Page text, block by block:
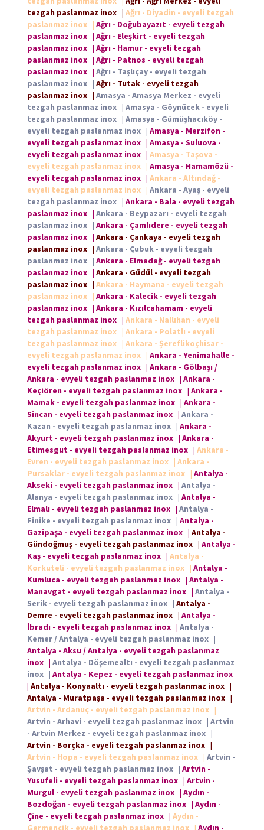
tezgah paslanmaz inox | Ağrı - Diyadin - evyeli tezgah
paslanmaz inox | Ağrı - Doğubayazıt - evyeli tezgah
paslanmaz inox | Ağrı - Eleşkirt - evyeli tezgah
paslanmaz inox | Ağrı - Hamur - evyeli tezgah
paslanmaz inox | Ağrı - Patnos - evyeli tezgah
paslanmaz inox | Ağrı - Taşlıçay - evyeli tezgah
paslanmaz inox | Ağrı - Tutak - evyeli tezgah
paslanmaz inox | Amasya - Amasya Merkez - evyeli
tezgah paslanmaz inox | Amasya - Göynücek - evyeli
tezgah paslanmaz inox | Amasya - Gümüşhacıköy -
evyeli tezgah paslanmaz inox | Amasya - Merzifon -
evyeli tezgah paslanmaz inox | Amasya - Suluova -
evyeli tezgah paslanmaz inox | Amasya - Taşova -
evyeli tezgah paslanmaz inox | Amasya - Hamamözü -
evyeli tezgah paslanmaz inox | Ankara - Altındağ -
evyeli tezgah paslanmaz inox | Ankara - Ayaş - evyeli
tezgah paslanmaz inox | Ankara - Bala - evyeli tezgah
paslanmaz inox | Ankara - Beypazarı - evyeli tezgah
paslanmaz inox | Ankara - Çamlıdere - evyeli tezgah
paslanmaz inox | Ankara - Çankaya - evyeli tezgah
paslanmaz inox | Ankara - Çubuk - evyeli tezgah
paslanmaz inox | Ankara - Elmadağ - evyeli tezgah
paslanmaz inox | Ankara - Güdül - evyeli tezgah
paslanmaz inox | Ankara - Haymana - evyeli tezgah
paslanmaz inox | Ankara - Kalecik - evyeli tezgah
paslanmaz inox | Ankara - Kızılcahamam - evyeli
tezgah paslanmaz inox | Ankara - Nallıhan - evyeli
tezgah paslanmaz inox | Ankara - Polatlı - evyeli
tezgah paslanmaz inox | Ankara - Şereflikoçhisar -
evyeli tezgah paslanmaz inox | Ankara - Yenimahalle -
evyeli tezgah paslanmaz inox | Ankara - Gölbaşı /
Ankara - evyeli tezgah paslanmaz inox | Ankara -
Keçiören - evyeli tezgah paslanmaz inox | Ankara -
Mamak - evyeli tezgah paslanmaz inox | Ankara -
Sincan - evyeli tezgah paslanmaz inox | Ankara -
Kazan - evyeli tezgah paslanmaz inox | Ankara -
Akyurt - evyeli tezgah paslanmaz inox | Ankara -
Etimesgut - evyeli tezgah paslanmaz inox | Ankara -
Evren - evyeli tezgah paslanmaz inox | Ankara -
Pursaklar - evyeli tezgah paslanmaz inox | Antalya -
Akseki - evyeli tezgah paslanmaz inox | Antalya -
Alanya - evyeli tezgah paslanmaz inox | Antalya -
Elmalı - evyeli tezgah paslanmaz inox | Antalya -
Finike - evyeli tezgah paslanmaz inox | Antalya -
Gazipaşa - evyeli tezgah paslanmaz inox | Antalya -
Gündoğmuş - evyeli tezgah paslanmaz inox | Antalya -
Kaş - evyeli tezgah paslanmaz inox | Antalya -
Korkuteli - evyeli tezgah paslanmaz inox | Antalya -
Kumluca - evyeli tezgah paslanmaz inox | Antalya -
Manavgat - evyeli tezgah paslanmaz inox | Antalya -
Serik - evyeli tezgah paslanmaz inox | Antalya -
Demre - evyeli tezgah paslanmaz inox | Antalya -
İbradı - evyeli tezgah paslanmaz inox | Antalya -
Kemer / Antalya - evyeli tezgah paslanmaz inox |
Antalya - Aksu / Antalya - evyeli tezgah paslanmaz
inox | Antalya - Döşemealtı - evyeli tezgah paslanmaz
inox | Antalya - Kepez - evyeli tezgah paslanmaz inox
| Antalya - Konyaaltı - evyeli tezgah paslanmaz inox |
Antalya - Muratpaşa - evyeli tezgah paslanmaz inox |
Artvin - Ardanuç - evyeli tezgah paslanmaz inox |
Artvin - Arhavi - evyeli tezgah paslanmaz inox | Artvin
- Artvin Merkez - evyeli tezgah paslanmaz inox |
Artvin - Borçka - evyeli tezgah paslanmaz inox |
Artvin - Hopa - evyeli tezgah paslanmaz inox | Artvin -
Şavşat - evyeli tezgah paslanmaz inox | Artvin -
Yusufeli - evyeli tezgah paslanmaz inox | Artvin -
Murgul - evyeli tezgah paslanmaz inox | Aydın -
Bozdoğan - evyeli tezgah paslanmaz inox | Aydın -
Çine - evyeli tezgah paslanmaz inox | Aydın -
Germencik - evyeli tezgah paslanmaz inox | Aydın -